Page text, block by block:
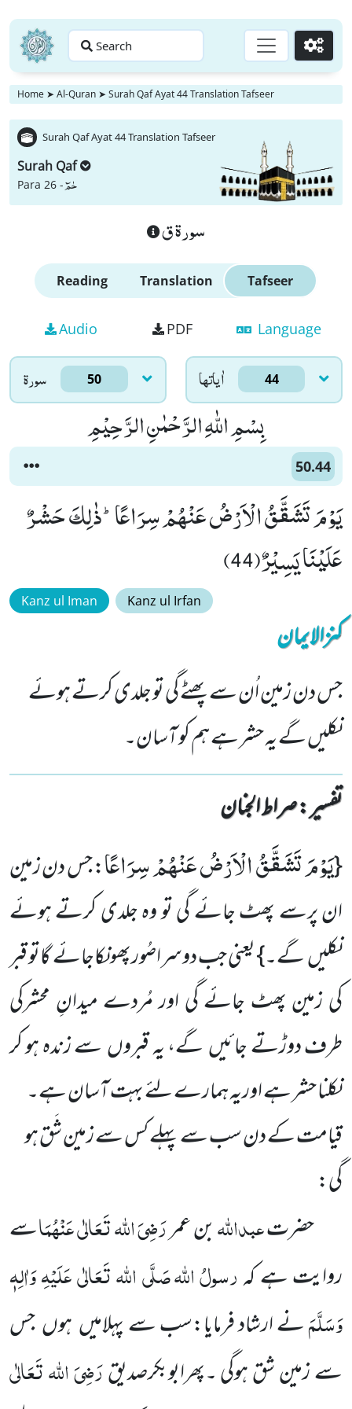
Search Go
Home ➤ Al-Quran ➤ Surah Qaf Ayat 44 Translation Tafseer
Surah Qaf Ayat 44 Translation Tafseer
Surah Qaf
Para 26 -حٰمٓ
سورة ق
Reading Translation Tafseer
Audio PDF Language
سورۃ 50 اٰياتها 44
بِسْمِ اللّٰهِ الرَّحْمٰنِ الرَّحِیْمِ
50.44
یَوْمَ تَشَقَّقُ الْاَرْضُ عَنْهُمْ سِرَاعًاؕ-ذٰلِكَ حَشْرٌ
عَلَیْنَا یَسِیْرٌ(44)
Kanz ul Iman Kanz ul Irfan
کنزالایمان
جس دن زمین اُن سے پھٹے گی تو جلدی کرتے ہوئے
نکلیں گے یہ حشر ہے ہم کو آسان۔
تفسیر : ‎صراط الجنان
{یَوْمَ تَشَقَّقُ الْاَرْضُ عَنْهُمْ سِرَاعًا: جس دن زمین
ان پرسے پھٹ جائے گی تو وہ جلدی کرتے ہوئے
نکلیں گے۔} یعنی جب دوسراصُورپھونکاجائے گاتو قبر
کی زمین پھٹ جائے گی اور مُردے میدانِ محشرکی
طرف دوڑتے جائیں گے، یہ قبروں سے زندہ ہو کر
نکلنا حشر ہے اوریہ ہمارے لئے بہت آسان ہے۔
قیامت کے دن سب سے پہلے کس سے زمین شَق ہو
گی:
حضرتعبداللہبن عمررَضِیَ اللہ تَعَالٰی عَنْہُمَاسے
روایت ہے کہرسولُاللہصَلَّی اللہ تَعَالٰی عَلَیْہِ وَاٰلِہٖ
وَسَلَّمَنے ارشاد فرمایا:سب سے پہلامیں ہوں جس
سے زمین شق ہوگی ۔پھرابوبکرصدیقرَضِیَ اللہ تَعَالٰی